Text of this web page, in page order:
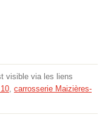
visible via les liens
, carrosserie Maizières-